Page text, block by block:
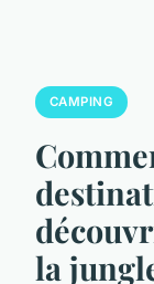
CAMPING
la